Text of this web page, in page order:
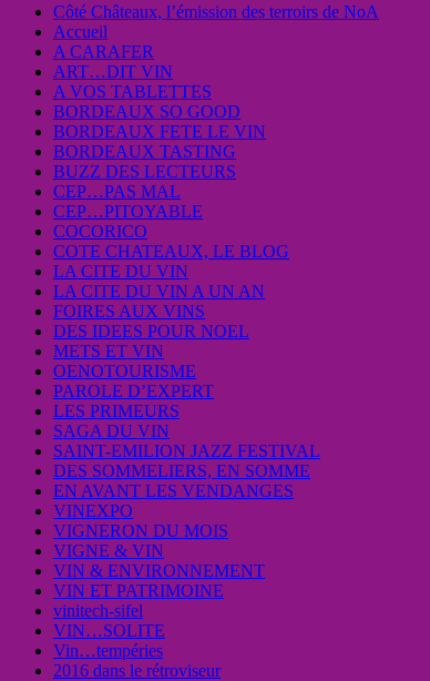
Côté Châteaux, l’émission des terroirs de NoA
Accueil
A CARAFER
ART…DIT VIN
A VOS TABLETTES
BORDEAUX SO GOOD
BORDEAUX FETE LE VIN
BORDEAUX TASTING
BUZZ DES LECTEURS
CEP…PAS MAL
CEP…PITOYABLE
COCORICO
COTE CHATEAUX, LE BLOG
LA CITE DU VIN
LA CITE DU VIN A UN AN
FOIRES AUX VINS
DES IDEES POUR NOEL
METS ET VIN
OENOTOURISME
PAROLE D’EXPERT
LES PRIMEURS
SAGA DU VIN
SAINT-EMILION JAZZ FESTIVAL
DES SOMMELIERS, EN SOMME
EN AVANT LES VENDANGES
VINEXPO
VIGNERON DU MOIS
VIGNE & VIN
VIN & ENVIRONNEMENT
VIN ET PATRIMOINE
vinitech-sifel
VIN…SOLITE
Vin…tempéries
2016 dans le rétroviseur